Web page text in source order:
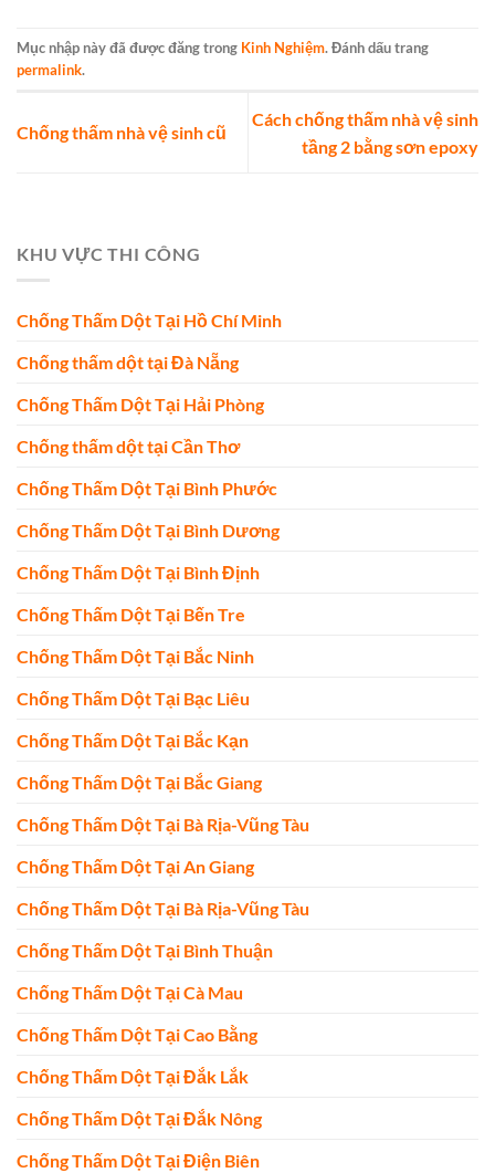
Mục nhập này đã được đăng trong Kinh Nghiệm. Đánh dấu trang
permalink.
Chống thấm nhà vệ sinh cũ
Cách chống thấm nhà vệ sinh
tầng 2 bằng sơn epoxy
KHU VỰC THI CÔNG
Chống Thấm Dột Tại Hồ Chí Minh
Chống thấm dột tại Đà Nẵng
Chống Thấm Dột Tại Hải Phòng
Chống thấm dột tại Cần Thơ
Chống Thấm Dột Tại Bình Phước
Chống Thấm Dột Tại Bình Dương
Chống Thấm Dột Tại Bình Định
Chống Thấm Dột Tại Bến Tre
Chống Thấm Dột Tại Bắc Ninh
Chống Thấm Dột Tại Bạc Liêu
Chống Thấm Dột Tại Bắc Kạn
Chống Thấm Dột Tại Bắc Giang
Chống Thấm Dột Tại Bà Rịa-Vũng Tàu
Chống Thấm Dột Tại An Giang
Chống Thấm Dột Tại Bà Rịa-Vũng Tàu
Chống Thấm Dột Tại Bình Thuận
Chống Thấm Dột Tại Cà Mau
Chống Thấm Dột Tại Cao Bằng
Chống Thấm Dột Tại Đắk Lắk
Chống Thấm Dột Tại Đắk Nông
Chống Thấm Dột Tại Điện Biên